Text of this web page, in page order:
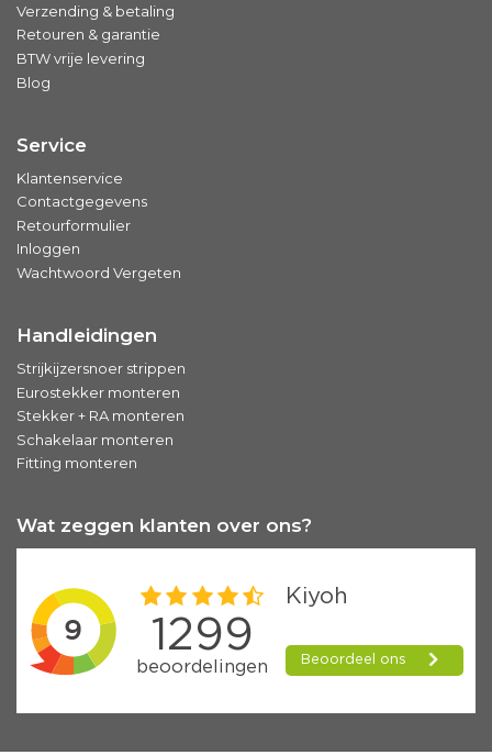
Verzending & betaling
Retouren & garantie
BTW vrije levering
Blog
Service
Klantenservice
Contactgegevens
Retourformulier
Inloggen
Wachtwoord Vergeten
Handleidingen
Strijkijzersnoer strippen
Eurostekker monteren
Stekker + RA monteren
Schakelaar monteren
Fitting monteren
Wat zeggen klanten over ons?